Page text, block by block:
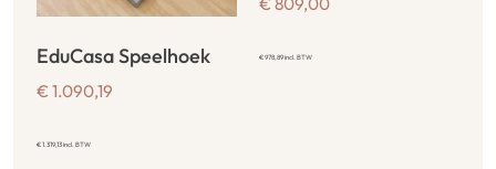
EduCasa Speelhoek
€ 1.090,19
€1.319,13incl. BTW
€978,89incl. BTW